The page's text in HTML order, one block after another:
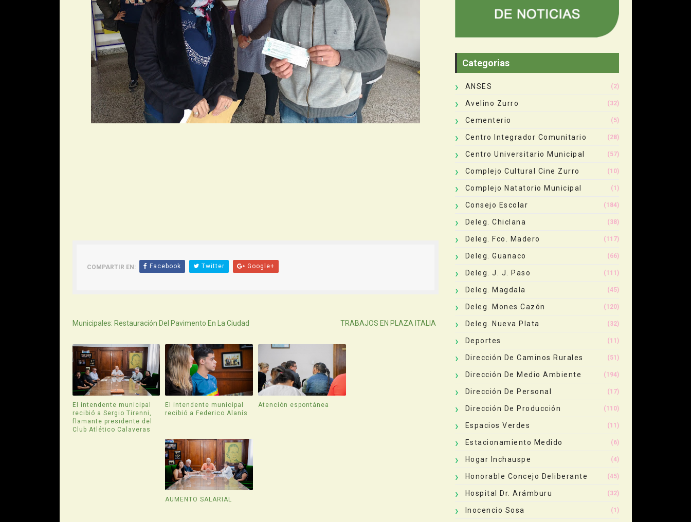
COMPARTIR EN: Facebook Twitter Google+
Municipales: Restauración Del Pavimento En La Ciudad TRABAJOS EN PLAZA ITALIA
El intendente municipal
recibió a Sergio Tirenni,
flamante presidente del
Club Atlético Calaveras
El intendente municipal
recibió a Federico Alanís
Atención espontánea
AUMENTO SALARIAL
Categorias
ANSES (2)
Avelino Zurro (32)
Cementerio (5)
Centro Integrador Comunitario (28)
Centro Universitario Municipal (57)
Complejo Cultural Cine Zurro (10)
Complejo Natatorio Municipal (1)
Consejo Escolar (184)
Deleg. Chiclana (38)
Deleg. Fco. Madero (117)
Deleg. Guanaco (66)
Deleg. J. J. Paso (111)
Deleg. Magdala (45)
Deleg. Mones Cazón (120)
Deleg. Nueva Plata (32)
Deportes (11)
Dirección De Caminos Rurales (51)
Dirección De Medio Ambiente (194)
Dirección De Personal (17)
Dirección De Producción (110)
Espacios Verdes (11)
Estacionamiento Medido (6)
Hogar Inchauspe (4)
Honorable Concejo Deliberante (45)
Hospital Dr. Arámburu (32)
Inocencio Sosa (1)